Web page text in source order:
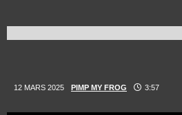
12 MARS 2025 PIMP MY FROG 3:57